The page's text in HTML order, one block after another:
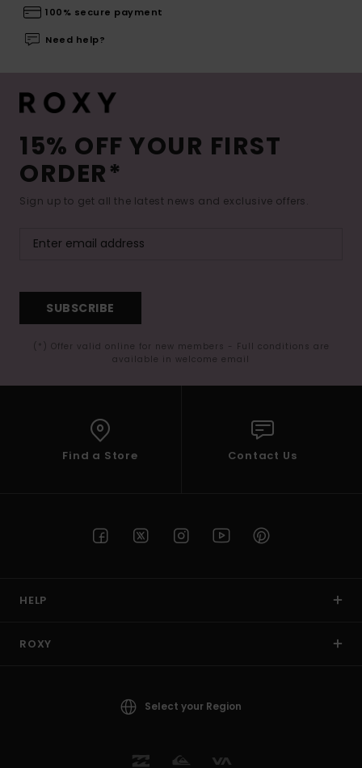
100% secure payment
Need help?
15% OFF YOUR FIRST
ORDER*
Sign up to get all the latest news and exclusive offers.
SUBSCRIBE
(*) Offer valid online for new members - Full conditions are
available in welcome email
Find a Store Contact Us
HELP
ROXY
Select your Region